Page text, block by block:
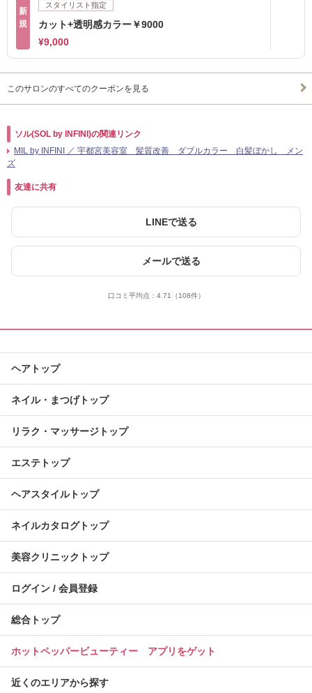
新
規
スタイリスト指定
カット+透明感カラー￥9000
¥9,000
このサロンのすべてのクーポンを見る
ソル(SOL by INFINI)の関連リンク
MIL by INFINI ／ 宇都宮美容室 髪質改善 ダブルカラー 白髪ぼかし メン
ズ
友達に共有
LINEで送る
メールで送る
口コミ平均点： 4.71 （108件）
ヘアトップ
ネイル・まつげトップ
リラク・マッサージトップ
エステトップ
ヘアスタイルトップ
ネイルカタログトップ
美容クリニックトップ
ログイン / 会員登録
総合トップ
ホットペッパービューティー アプリをゲット
近くのエリアから探す